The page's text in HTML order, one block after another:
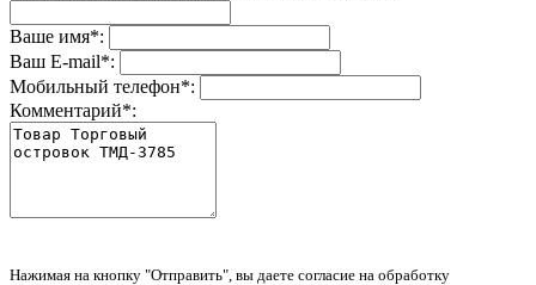
Ваше имя*:
Ваш E-mail*:
Мобильный телефон*:
Комментарий*:
Нажимая на кнопку "Отправить", вы даете согласие на обработку